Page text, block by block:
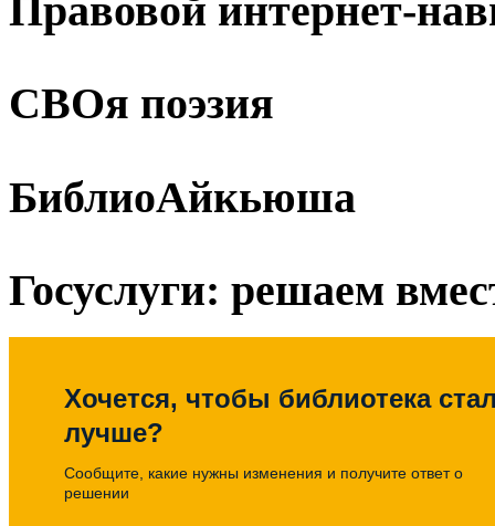
Правовой интернет-
СВОя поэзия
БиблиоАйкьюша
Госуслуги: решаем
Хочется, чтобы библиотека
лучше?
Сообщите, какие нужны изменения и получите ответ о
решении